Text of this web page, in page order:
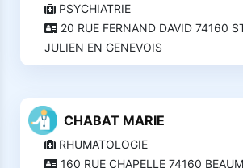
PSYCHIATRIE
20 RUE FERNAND DAVID 74160
JULIEN EN GENEVOIS
CHABAT MARIE
RHUMATOLOGIE
160 RUE CHAPELLE 74160